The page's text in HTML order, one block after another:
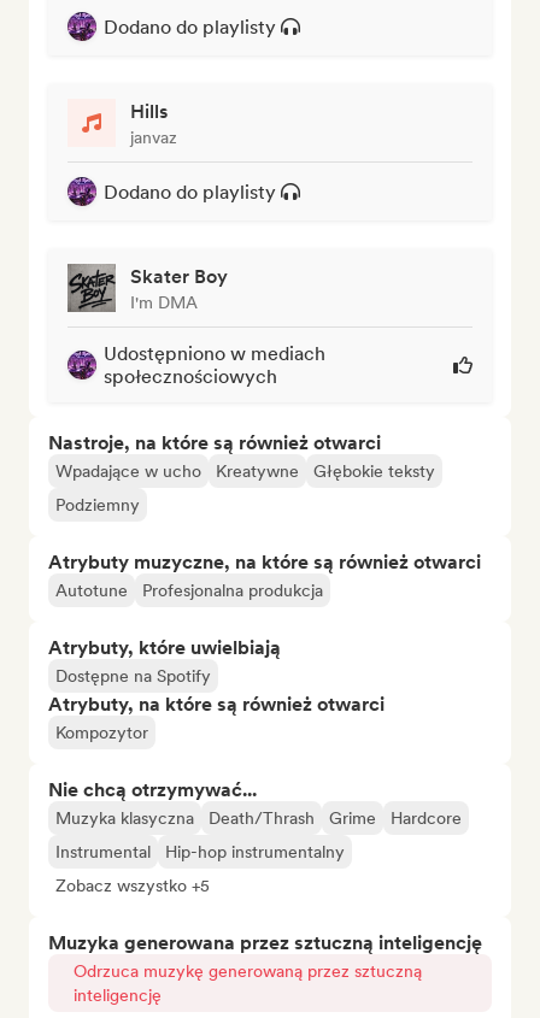
Dodano do playlisty
Hills
janvaz
Dodano do playlisty
Skater Boy
I'm DMA
Udostępniono w mediach
społecznościowych
Nastroje, na które są również otwarci
Wpadające w ucho Kreatywne
Głębokie teksty
Podziemny
Atrybuty muzyczne, na które są również otwarci
Autotune Profesjonalna produkcja
Atrybuty, które uwielbiają
Dostępne na Spotify
Atrybuty, na które są również otwarci
Kompozytor
Nie chcą otrzymywać...
Muzyka klasyczna Death/Thrash Grime
Hardcore
Instrumental
Hip-hop instrumentalny
Zobacz wszystko +5
Muzyka generowana przez sztuczną inteligencję
Odrzuca muzykę generowaną przez sztuczną
inteligencję